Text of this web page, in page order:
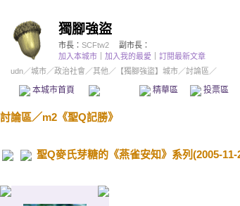
獨腳強盜
市長： SCFtw2
副市長：
加入本城市
加入我的最愛
訂閱最新文章
udn／城市／政治社會 ／其他 ／ 【獨腳強盜】城市／討論區／
本城市首頁 精華區 投票區
討論區／m2《聖Q記勝》
聖Q麥氏芽糖的《燕雀安知》系列(2005-11-